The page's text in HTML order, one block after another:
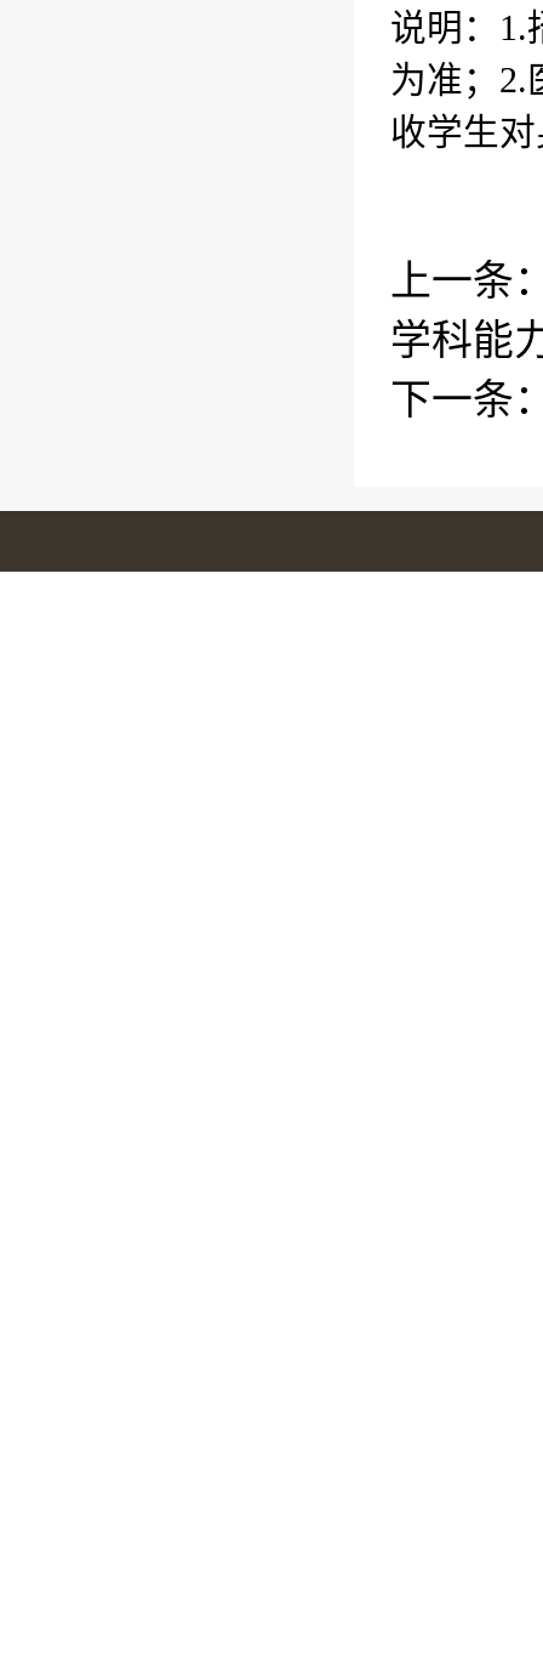
说明 ：1.
为准； 2.
收学生
上一条
学科能
下一条